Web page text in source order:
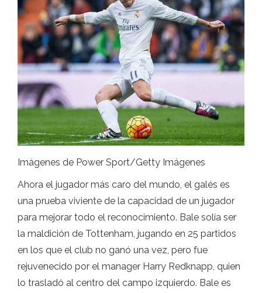
Imágenes de Power Sport/Getty Imágenes
Ahora el jugador más caro del mundo, el galés es
una prueba viviente de la capacidad de un jugador
para mejorar todo el reconocimiento. Bale solía ser
la maldición de Tottenham, jugando en 25 partidos
en los que el club no ganó una vez, pero fue
rejuvenecido por el manager Harry Redknapp, quien
lo trasladó al centro del campo izquierdo. Bale es